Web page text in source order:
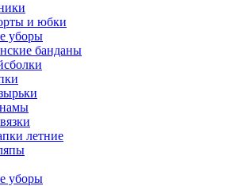
и юбки
уборы
банданы
летние
уборы